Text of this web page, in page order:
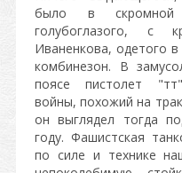
было в скромной
голубоглазого, с
Иваненкова, одетого
комбинезон. В
поясе пистолет
войны, похожий на
он выглядел тогда
году. Фашистская
по силе и технике